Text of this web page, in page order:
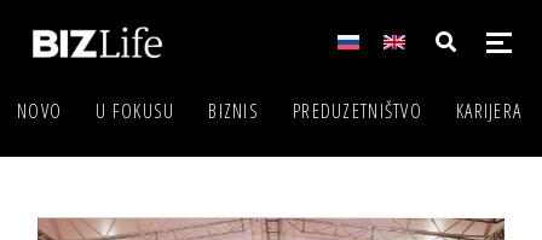
NOVO U FOKUSU BIZNIS PREDUZETNIŠTVO KARIJERA